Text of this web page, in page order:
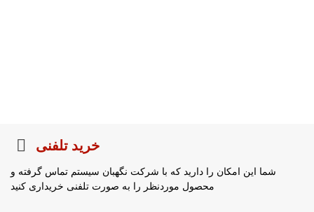
خرید تلفنی
شما این امکان را دارید که با شرکت نگهبان سیستم تماس گرفته و
محصول موردنظر را به صورت تلفنی خریداری کنید